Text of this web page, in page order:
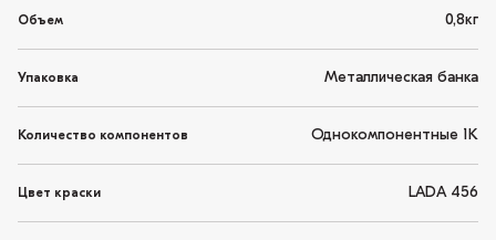
Объем 0,8кг
Упаковка Металлическая банка
Количество компонентов Однокомпонентные 1K
Цвет краски LADA 456